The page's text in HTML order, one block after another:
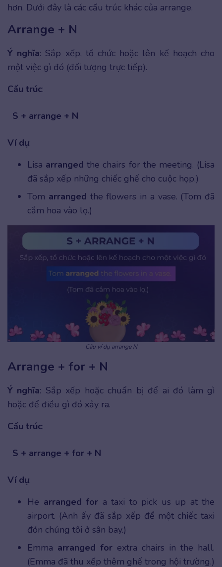
hơn. Dưới đây là các cấu trúc khác của arrange.
Arrange + N
Ý nghĩa: Sắp xếp, tổ chức hoặc lên kế hoạch cho
một việc gì đó (đối tượng trực tiếp).
Cấu trúc:
S + arrange + N
Ví dụ:
Lisa arrangedthe chairs for the meeting. (Lisa
đã sắp xếp những chiếc ghế cho cuộc họp.)
Tom arranged the flowers in a vase. (Tom đã
cắm hoa vào lọ.)
Câu ví dụ arrange N
Arrange + for + N
Ý nghĩa: Sắp xếp hoặc chuẩn bị để ai đó làm gì
hoặc để điều gì đó xảy ra.
Cấu trúc:
S + arrange + for + N
Ví dụ:
He arranged for a taxi to pick us up at the
airport. (Anh ấy đã sắp xếp để một chiếc taxi
đón chúng tôi ở sân bay.)
Emma arranged for extra chairs in the hall.
(Emma đã thu xếp thêm ghế trong hội trường.)